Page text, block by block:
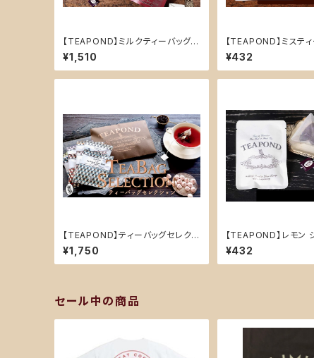
【TEAPOND】ミルクティーバッグ
スタンドバック 10個入(ストロベリ
ーフィールズ)
¥1,510
【TEAPOND】ミステ
デザイン袋入り ティー
り
¥432
【TEAPOND】ティーバッグセレクシ
ョン
¥1,750
【TEAPOND】レモン
(フレーバーティー)ティ
入り
¥432
セール中の商品